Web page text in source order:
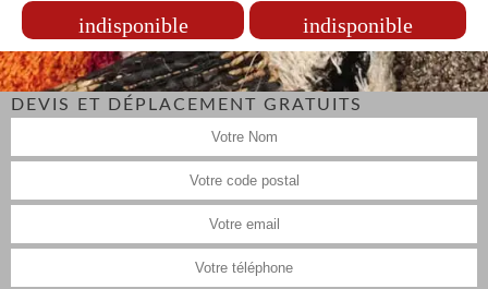
indisponible indisponible
DEVIS ET DÉPLACEMENT GRATUITS